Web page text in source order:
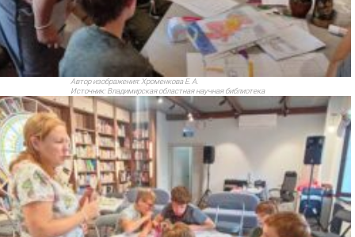
Автор изображения:Хроменкова Е. А.
Источник:Владимирская областная научная библиотека